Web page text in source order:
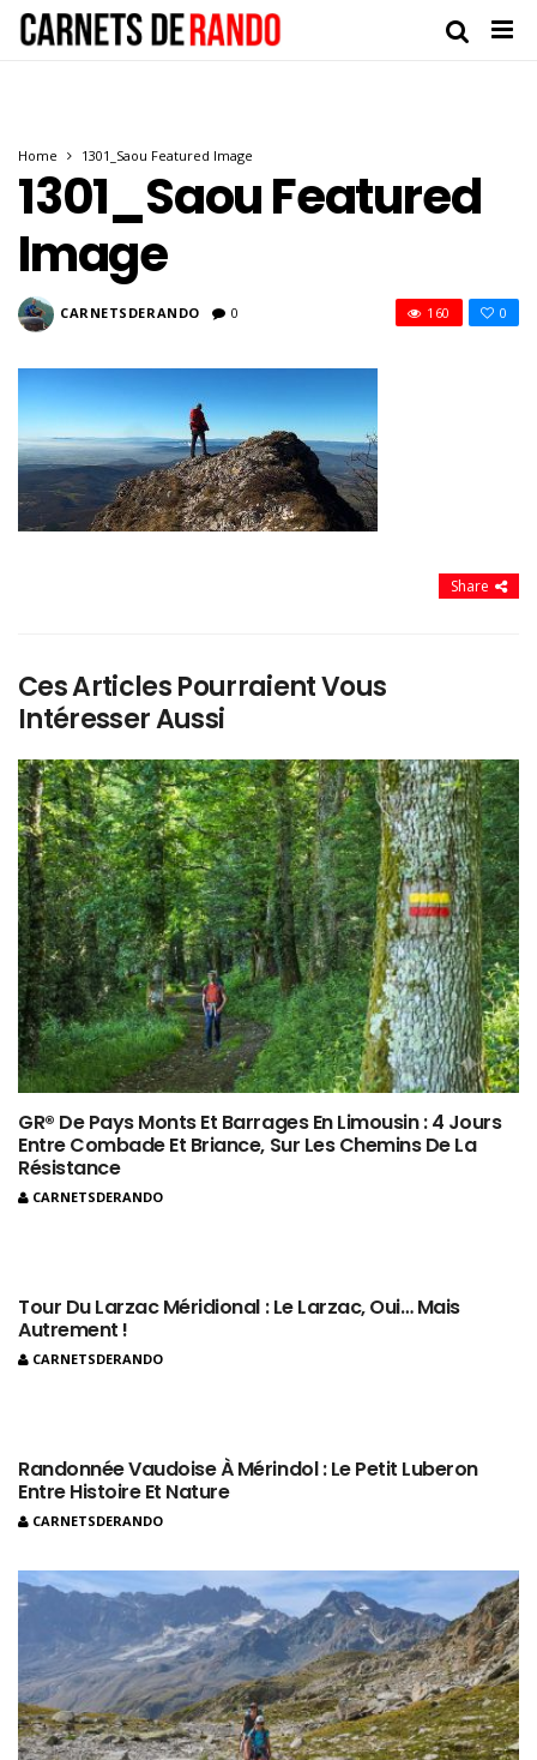
Home 1301_Saou Featured Image
1301_Saou Featured
Image
CARNETSDERANDO 0 0
160
Share
Ces Articles Pourraient Vous
Intéresser Aussi
GR® De Pays Monts Et Barrages En Limousin : 4 Jours
Entre Combade Et Briance, Sur Les Chemins De La
Résistance
CARNETSDERANDO
Tour Du Larzac Méridional : Le Larzac, Oui… Mais
Autrement !
CARNETSDERANDO
Randonnée Vaudoise À Mérindol : Le Petit Luberon
Entre Histoire Et Nature
CARNETSDERANDO